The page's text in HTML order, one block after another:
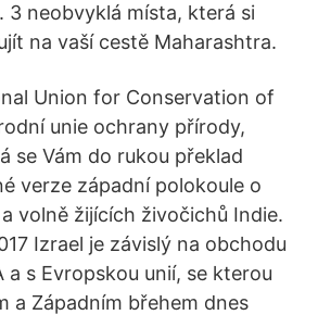
3 neobvyklá místa, která si
na vaší cestě Maharashtra.
Union for Conservation of
unie ochrany přírody,
se Vám do rukou překlad
verze západní polokoule o
volně žijících živočichů Indie.
Izrael je závislý na obchodu
a s Evropskou unií, se kterou
a Západním břehem dnes